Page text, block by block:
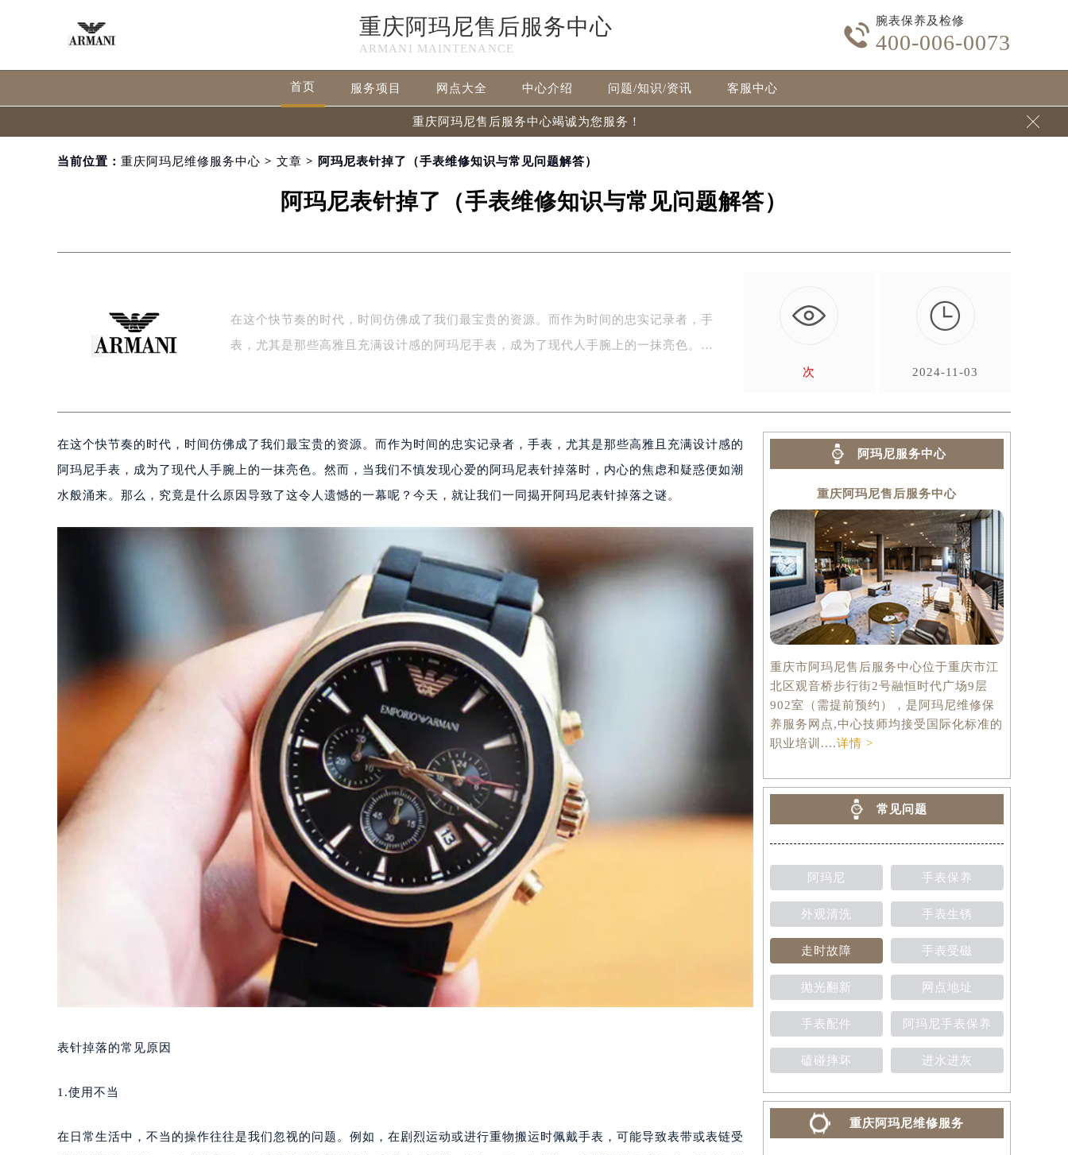
重庆阿玛尼售后服务中心
ARMANI MAINTENANCE

腕表保养及检修
400-006-0073
首页 服务项目 网点大全 中心介绍 问题/知识/资讯 客服中心
重庆阿玛尼售后服务中心竭诚为您服务！ 
当前位置： 重庆阿玛尼维修服务中心 > 文章 > 阿玛尼表针掉了（手表维修知识与常见问题解答）
阿玛尼表针掉了（手表维修知识与常见问题解答）
在这个快节奏的时代，时间仿佛成了我们最宝贵的资源。而作为时间的忠实记录者，手
表，尤其是那些高雅且充满设计感的阿玛尼手表，成为了现代人手腕上的一抹亮色。…
次

2024-11-03
在这个快节奏的时代，时间仿佛成了我们最宝贵的资源。而作为时间的忠实记录者，手表，尤其是那些高雅且充满设计感的
阿玛尼手表，成为了现代人手腕上的一抹亮色。然而，当我们不慎发现心爱的阿玛尼表针掉落时，内心的焦虑和疑惑便如潮
水般涌来。那么，究竟是什么原因导致了这令人遗憾的一幕呢？今天，就让我们一同揭开阿玛尼表针掉落之谜。
表针掉落的常见原因
1.使用不当
在日常生活中，不当的操作往往是我们忽视的问题。例如，在剧烈运动或进行重物搬运时佩戴手表，可能导致表带或表链受
阿玛尼服务中心
重庆阿玛尼售后服务中心
重庆市阿玛尼售后服务中心位于重庆市江
北区观音桥步行街2号融恒时代广场9层
902室（需提前预约），是阿玛尼维修保
养服务网点,中心技师均接受国际化标准的
职业培训....详情 >
常见问题
阿玛尼 手表保养
外观清洗 手表生锈
走时故障 手表受磁
抛光翻新 网点地址
手表配件 阿玛尼手表保养
磕碰摔坏 进水进灰
重庆阿玛尼维修服务